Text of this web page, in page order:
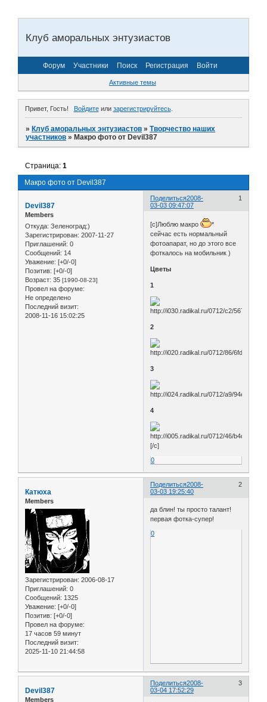
Клуб аморальных энтузиастов
Форум Участники Поиск Регистрация Войти
Активные темы
Привет, Гость! Войдитеили зарегистрируйтесь.
»Клуб аморальных энтузиастов »Творчество наших
участников »Макро фото от Devil387
Макро фото от Devil387
Страница:1
Поделиться 1
2008-
03-03 09:47:07
Devil387
Members
Откуда: Зеленоград:)
Зарегистрирован: 2007-11-27
Приглашений: 0
Сообщений: 14
Уважение: [+0/-0]
Позитив: [+0/-0]
Возраст: 35 [1990-08-23]
Провел на форуме:
Не определено
Последний визит:
2008-11-16 15:02:25
[c]Люблю макро
*
сейчас есть нормальный
фотоапарат, но до этого все
фоткалось на мобильник )
Цветы
1
2
3
4
[/c]
0
Поделиться 2
2008-
03-03 19:25:40
Катюха
Members
Зарегистрирован: 2006-08-17
Приглашений: 0
Сообщений: 1325
Уважение: [+0/-0]
Позитив: [+0/-0]
Провел на форуме:
17 часов 59 минут
Последний визит:
2025-11-10 21:44:58
да блин! ты просто талант!
первая фотка-супер!
0
Поделиться 3
2008-
03-04 17:52:29
Devil387
Members